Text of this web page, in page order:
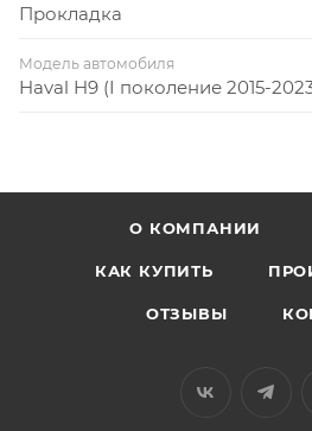
Прокладка
Модель автомобиля
Haval H9 (I поколение 2015-
О КОМПАНИИ
КАК КУПИТЬ
ОТЗЫВЫ